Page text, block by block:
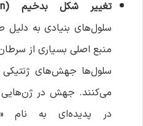
تغییر شکل بدخیم (Malignant Transformation):
سلول‌های بنیادی به دلیل
منبع اصلی بسیاری از
سلول‌ها جهش‌های ژنتیکی و
می‌کنند. جهش در ژن‌هایی